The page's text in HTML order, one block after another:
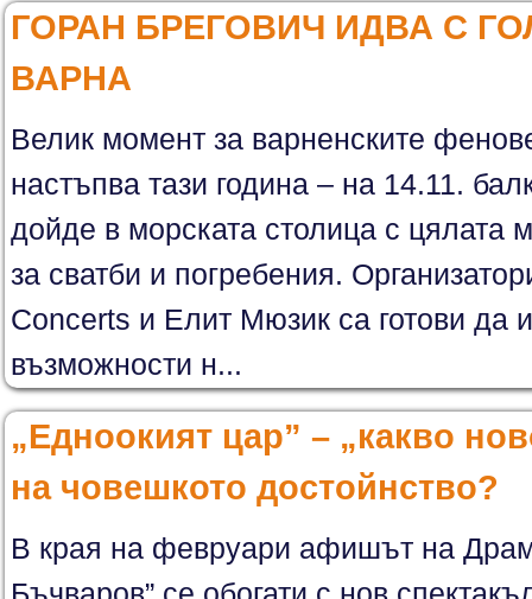
ГОРАН БРЕГОВИЧ ИДВА С
ВАРНА
Велик момент за варненските
настъпва тази година – на 14.11.
дойде в морската столица с цялата
за сватби и погребения.
Concerts и Елит Мюзик са готови да
възможности н...
„Едноокият цар” – „какво
на човешкото достойнство?
В края на февруари афишът на